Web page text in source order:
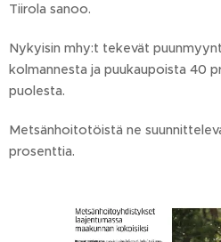
Tiirola sanoo.
Nykyisin mhy:t tekevät
kolmannesta ja puukaupoista 40
puolesta.​
Metsänhoitotöistä ne
prosenttia.